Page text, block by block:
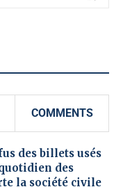
COMMENTS
des billets usés
des
la société civile